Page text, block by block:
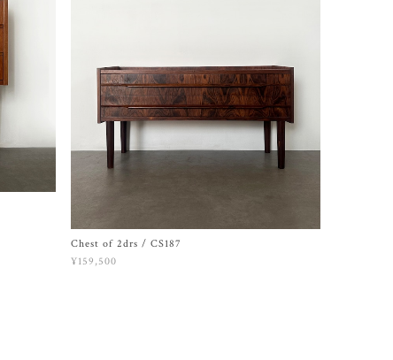
Chest of 2drs / CS187
¥159,500